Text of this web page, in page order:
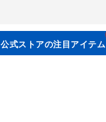
公式ストアの注目アイテム